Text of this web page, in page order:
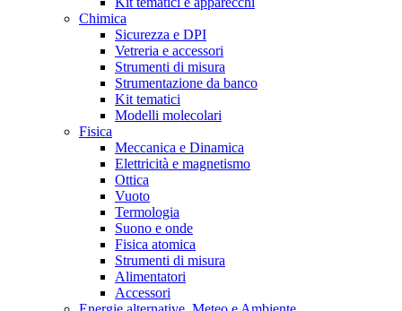
Chimica
Sicurezza e DPI
Vetreria e accessori
Strumenti di misura
Strumentazione da banco
Kit tematici
Modelli molecolari
Fisica
Meccanica e Dinamica
Elettricità e magnetismo
Ottica
Vuoto
Termologia
Suono e onde
Fisica atomica
Strumenti di misura
Alimentatori
Accessori